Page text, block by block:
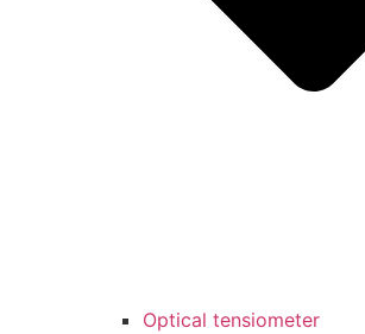
Optical tensiometer